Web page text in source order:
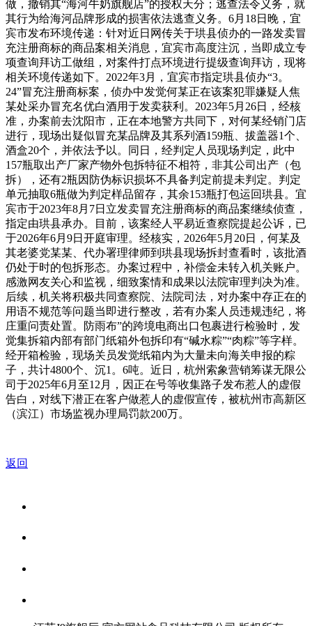
做，撤销其“海河牛奶旗舰店”的授权天分；逃查法令义务，就
其行为给海河品牌形成的损害依法逃查义务。6月18日晚，宜
宾市发布环境传递：针对近日网传关于珙县侦办的一路发卖冒
充注册商标的商品案相关消息，宜宾市高度注沉，当即成立专
项查询拜访工做组，对案件打点环境进行提级查询拜访，现将
相关环境传递如下。2022年3月，宜宾市指定珙县侦办“3。
24”冒充注册商标案，侦办中发觉何某正在该案犯罪嫌疑人焦
某处采办冒充名优白酒用于发卖获利。2023年5月26日，经核
准，办案前去沈阳市，正在本地警方共同下，对何某经销门店
进行，现场出疑似冒充某品牌及其系列酒159瓶、拔盖器1个、
酒盒20个，并依法予以。同日，经判定人员现场判定，此中
157瓶取出产厂家产物外包拆特征不相符，非其公司出产（包
拆），还有2瓶因防伪标识损坏不具备判定前提未判定。判定
单元抽取6瓶做为判定样品留存，其余153瓶打包运回珙县。宜
宾市于2023年8月7日立发卖冒充注册商标的商品案继续侦查，
指定由珙县承办。目前，该案经人平易近查察院提起公诉，已
于2026年6月9日开庭审理。经核实，2026年5月20日，何某及
其老婆党某某、代办署理律师到珙县现场拆封查看时，该批酒
仍处于时的包拆形态。办案过程中，补偿金未转入机关账户。
感激网友关心和监视，细致案情和成果以法院审理判决为准。
后续，机关将积极共同查察院、法院司法，对办案中存正在的
用语不规范等问题当即进行整改，若有办案人员违规违纪，将
庄重问责处置。防雨布”的跨境电商出口包裹进行检验时，发
觉集拆箱内部有部门纸箱外包拆印有“碱水粽”“肉粽”等字样。
经开箱检验，现场关员发觉纸箱内为大量未向海关申报的粽
子，共计4800个、沉1。6吨。近日，杭州索象营销筹谋无限公
司于2025年6月至12月，因正在号等收集路子发布惹人的虚假
告白，对线下潜正在客户做惹人的虚假宣传，被杭州市高新区
（滨江）市场监视办理局罚款200万。
返回